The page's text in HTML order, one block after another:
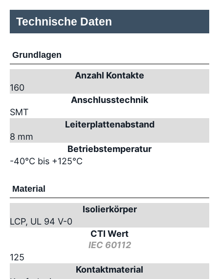
Technische Daten
Grundlagen
Anzahl Kontakte
160
Anschlusstechnik
SMT
Leiterplattenabstand
8 mm
Betriebstemperatur
-40°C bis +125°C
Material
Isolierkörper
LCP, UL 94 V-0
CTI Wert
IEC 60112
125
Kontaktmaterial